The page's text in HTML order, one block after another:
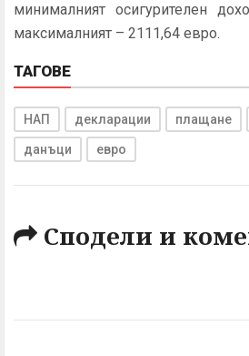
минималният осигурителен
максималният – 2111,64 евро.
ТАГОВЕ
НАП декларации плащане
данъци евро
Сподели и